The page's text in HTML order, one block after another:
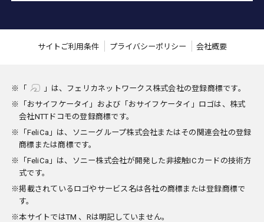
サイトご利用条件 プライバシーポリシー 会社概要
※「
」は、フェリカネットワークス株式会社の登録商標です。
※「おサイフケータイ」および「おサイフケータイ」ロゴは、株式
会社NTTドコモの登録商標です。
※「FeliCa」は、ソニーグループ株式会社またはその関連会社の登録
商標または商標です。
※「FeliCa」は、ソニー株式会社が開発した非接触ICカードの技術方
式です。
※掲載されているロゴやサービス名は各社の商標または登録商標で
す。
※本サイトではTM 、Rは明記していません。